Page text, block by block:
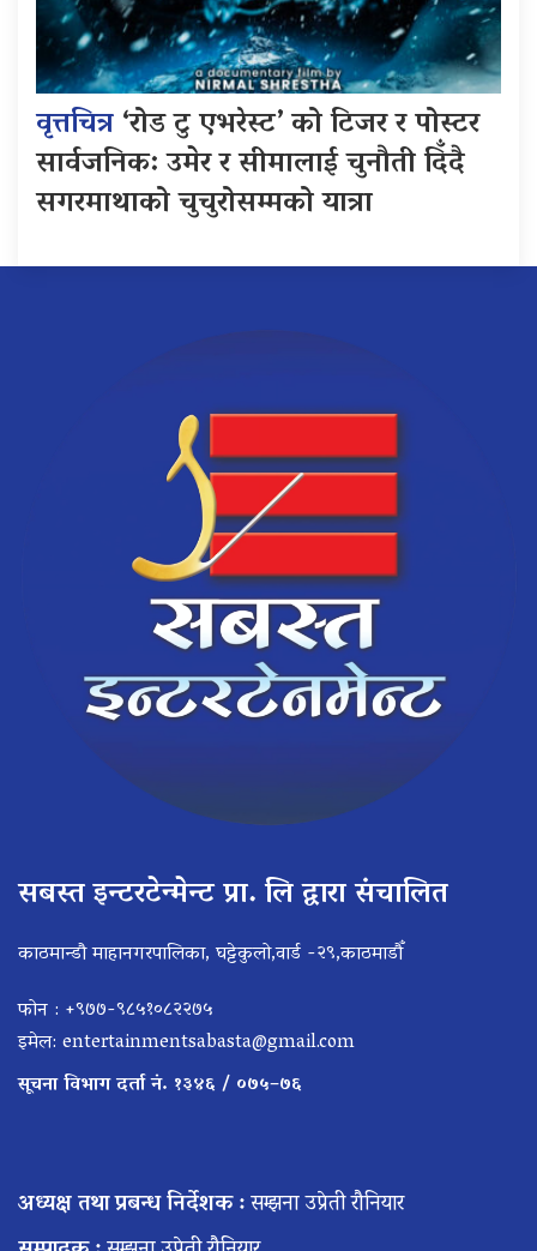
वृत्तचित्र‘रोड टु एभरेस्ट’ को टिजर र पोस्टर
सार्वजनिक: उमेर र सीमालाई चुनौती दिँदै
सगरमाथाको चुचुरोसम्मको यात्रा
सबस्त इन्टरटेन्मेन्ट प्रा. लि द्वारा संचालित
काठमान्डौ माहानगरपालिका, घट्टेकुलो,वार्ड -२९,काठमाडौँ
फोन : +९७७-९८५१०८२२७५
इमेल: entertainmentsabasta@gmail.com
सूचना विभाग दर्ता नं. १३४६ / ०७५–७६
अध्यक्ष तथा प्रबन्ध निर्देशक :सम्झना उप्रेती रौनियार